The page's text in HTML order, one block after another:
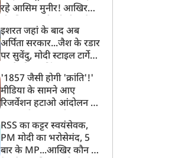
रहे आसिम मुनीर! आखिर
बनाया मोहरा?
इशरत जहां के बाद अब
अर्पिता सरकार...जैश के रडार
पर सुवेंदु, मोदी स्टाइल टार्गेट
बड़ा एक्शन!
'1857 जैसी होगी 'क्रांति'!'
मीडिया के सामने आए
रिजर्वेशन हटाओ आंदोलन के
दिया RHA का मास्टरप्लान
RSS का कट्टर स्वयंसेवक,
PM मोदी का भरोसेमंद, 5
बार के MP...आखिर कौन हैं